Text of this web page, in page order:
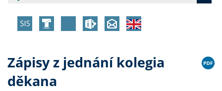
Zápisy z jednání kolegia
děkana